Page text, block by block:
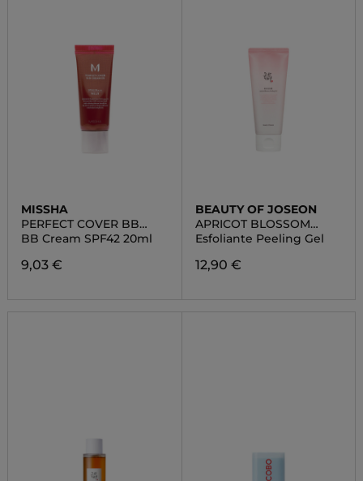
MISSHA
PERFECT COVER BB
CREAM
BB Cream SPF42 20ml
9,03 €
BEAUTY OF JOSEON
APRICOT BLOSSOM
PEELING GEL
Esfoliante Peeling Gel
12,90 €